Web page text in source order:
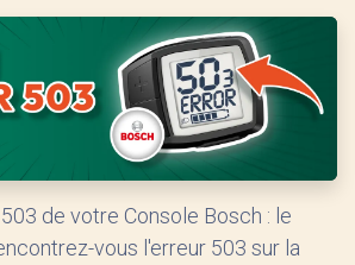
de votre Console Bosch : le
vous l'erreur 503 sur la